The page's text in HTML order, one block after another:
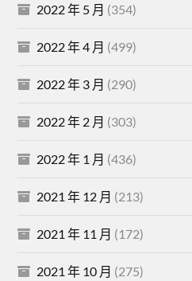
2022 年 5 月 (354)
2022 年 4 月 (499)
2022 年 3 月 (290)
2022 年 2 月 (303)
2022 年 1 月 (436)
2021 年 12 月 (213)
2021 年 11 月 (172)
2021 年 10 月 (275)